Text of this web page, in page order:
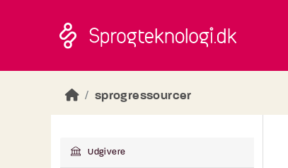
sprogressourcer
Udgivere